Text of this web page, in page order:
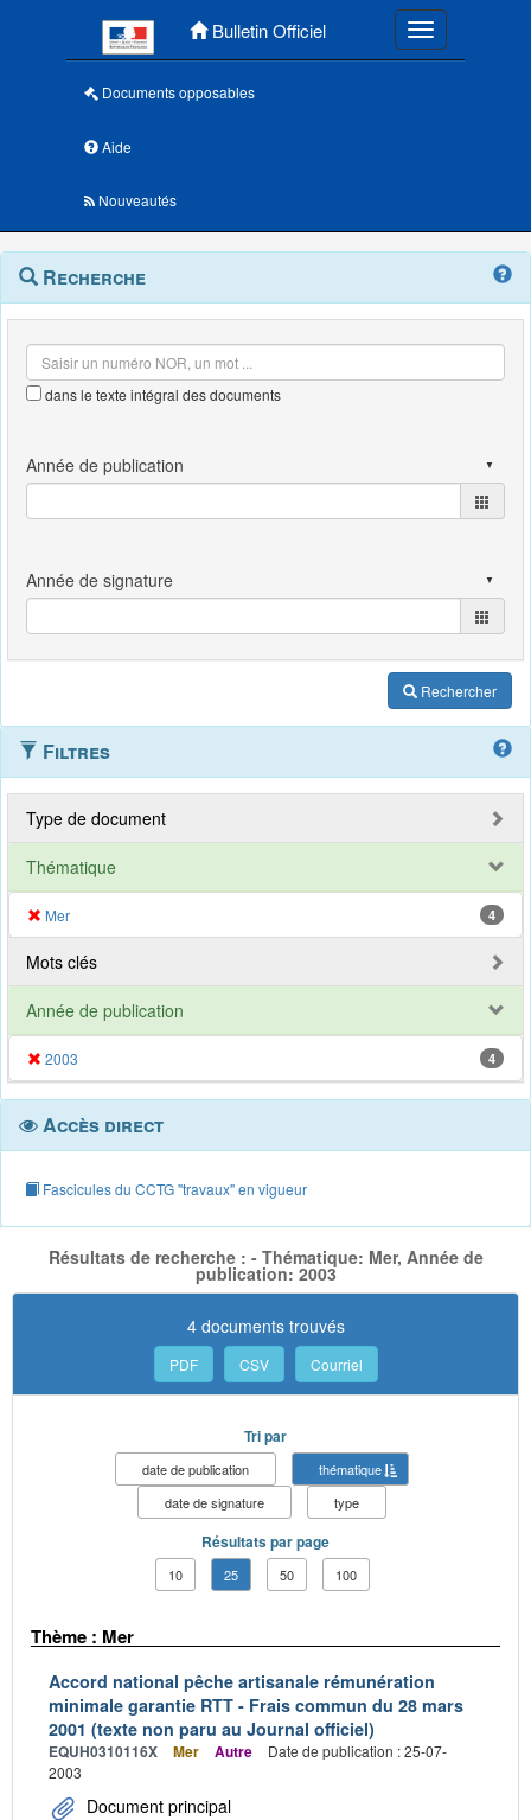
Bulletin Officiel Toggle
Documents opposables
Aide
Nouveautés
Navigation
outils
Menu
contextuel
Recherche
dans le texte intégral des documents
Rechercher
Filtres
Type de document
Thématique
Mer 4
Mots clés
Année de publication
2003 4
Accès direct
Fascicules du CCTG "travaux" en vigueur
Résultats de recherche : - Thématique: Mer, Année de
publication: 2003
4 documents trouvés
PDF CSV Courriel
Tri par
date de publication
thématique
date de signature
type
Résultats par page
10 25 50 100
Thème : Mer
Accord national pêche artisanale rémunération
minimale garantie RTT - Frais commun du 28 mars
2001 (texte non paru au Journal officiel)
EQUH0310116X Mer Autre
Date de publication : 25-07-
2003
Document principal